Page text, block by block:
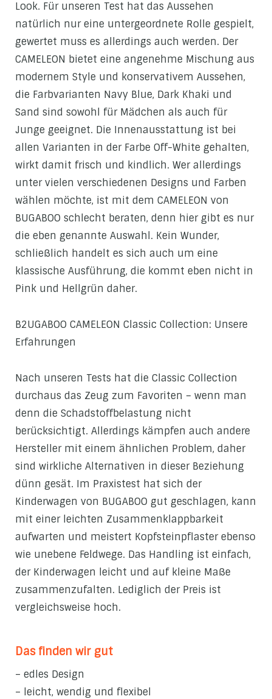
Look. Für unseren Test hat das Aussehen
natürlich nur eine untergeordnete Rolle gespielt,
gewertet muss es allerdings auch werden. Der
CAMELEON bietet eine angenehme Mischung aus
modernem Style und konservativem Aussehen,
die Farbvarianten Navy Blue, Dark Khaki und
Sand sind sowohl für Mädchen als auch für
Junge geeignet. Die Innenausstattung ist bei
allen Varianten in der Farbe Off-White gehalten,
wirkt damit frisch und kindlich. Wer allerdings
unter vielen verschiedenen Designs und Farben
wählen möchte, ist mit dem CAMELEON von
BUGABOO schlecht beraten, denn hier gibt es nur
die eben genannte Auswahl. Kein Wunder,
schließlich handelt es sich auch um eine
klassische Ausführung, die kommt eben nicht in
Pink und Hellgrün daher.
B2UGABOO CAMELEON Classic Collection: Unsere
Erfahrungen
Nach unseren Tests hat die Classic Collection
durchaus das Zeug zum Favoriten – wenn man
denn die Schadstoffbelastung nicht
berücksichtigt. Allerdings kämpfen auch andere
Hersteller mit einem ähnlichen Problem, daher
sind wirkliche Alternativen in dieser Beziehung
dünn gesät. Im Praxistest hat sich der
Kinderwagen von BUGABOO gut geschlagen, kann
mit einer leichten Zusammenklappbarkeit
aufwarten und meistert Kopfsteinpflaster ebenso
wie unebene Feldwege. Das Handling ist einfach,
der Kinderwagen leicht und auf kleine Maße
zusammenzufalten. Lediglich der Preis ist
vergleichsweise hoch.
Das finden wir gut
– edles Design
– leicht, wendig und flexibel